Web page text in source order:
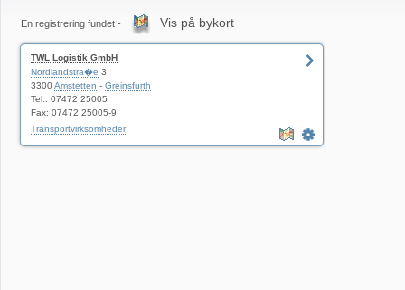
En registrering fundet - Vis på bykort
TWL Logistik GmbH
Nordlandstra�e 3
3300Amstetten - Greinsfurth
Tel.: 07472 25005
Fax: 07472 25005-9
Transportvirksomheder